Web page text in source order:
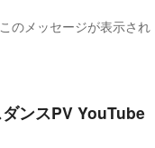
のメッセージが表示され
ダンスPV YouTube